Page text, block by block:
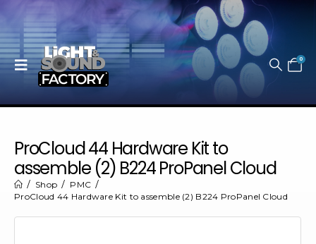
0
ProCloud 44 Hardware Kit to
assemble (2) B224 ProPanel Cloud
Shop
PMC
ProCloud 44 Hardware Kit to assemble (2) B224 ProPanel Cloud